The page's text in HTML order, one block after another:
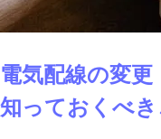
電気配線の変
知っておくべき